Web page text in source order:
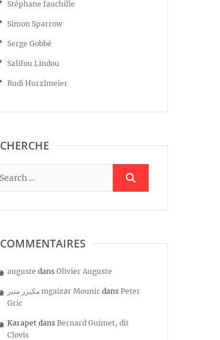
Stéphane fauchille
Simon Sparrow
Serge Gobbé
Salifou Lindou
Rudi Hurzlmeier
CHERCHE
COMMENTAIRES
auguste dans Olivier Auguste
مكيزر منير mgaizar Mounir dans Peter
Gric
Karapet dans Bernard Guimet, dit
Clovis